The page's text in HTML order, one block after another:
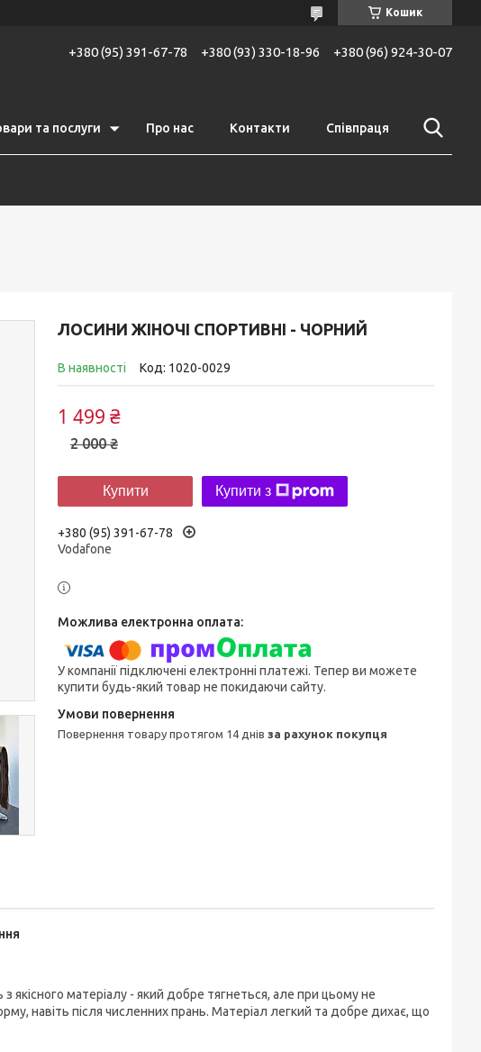
Кошик
+380 (95) 391-67-78 +380 (93) 330-18-96 +380 (96) 924-30-07
та послуги Про нас Контакти Співпраця
ЛОСИНИ ЖІНОЧІ СПОРТИВНІ - ЧОРНИЙ
В наявності Код: 1020-0029
2 000 ₴
1 499 ₴
Купити Купити з
+380 (95) 391-67-78
Vodafone
У компанії підключені електронні платежі. Тепер ви можете
купити будь-який товар не покидаючи сайту.
повернення товару протягом 14 днів за рахунок покупця
якісного матеріалу - який добре тягнеться, але при цьому не
навіть після численних прань. Матеріал легкий та добре дихає, що